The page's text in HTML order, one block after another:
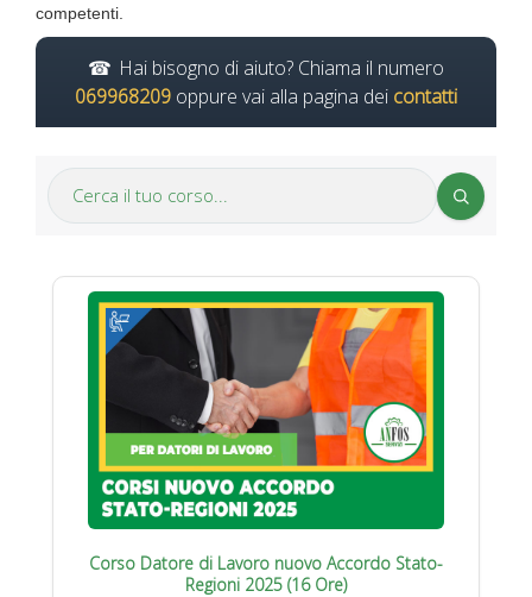
competenti.
Hai bisogno di aiuto? Chiama il numero
069968209 oppure vai alla pagina dei contatti
Corso Datore di Lavoro nuovo Accordo Stato-
Regioni 2025 (16 Ore)